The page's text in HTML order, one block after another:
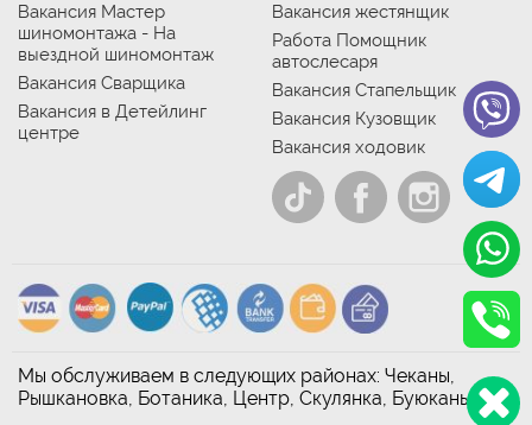
Вакансия Мастер
шиномонтажа - На
выездной шиномонтаж
Вакансия Сварщика
Вакансия в Детейлинг
центре
Вакансия жестянщик
Работа Помощник
автослесаря
Вакансия Стапельщик
Вакансия Кузовщик
Вакансия ходовик
Мы обслуживаем в следующих районах: Чеканы,
Рышкановка, Ботаника, Центр, Скулянка, Буюканы